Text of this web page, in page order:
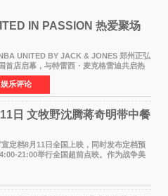
IN PASSION 热爱聚场
UNITED BY JACK & JONES 郑州正弘
首店启幕，与特雷西・麦克格雷迪共启热
年7 月21 日，
全国首店，于郑
城正式启幕。NBA 传奇球星
娱乐评论
日 文牧野沈腾蒋奇明带中餐
档8月11日全国上映，同时发布定档预
21:00举行全国超前点映。作为战争美
腾